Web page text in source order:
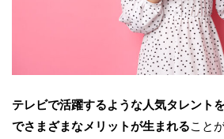
テレビで活躍するような人気タレント
でさまざまなメリットが生まれること